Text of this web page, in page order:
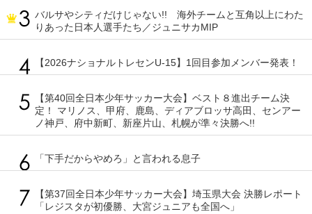
バルサやシティだけじゃない!! 海外チームと互角以上にわた
りあった日本人選手たち／ジュニサカMIP
【2026ナショナルトレセンU-15】1回目参加メンバー発表！
【第40回全日本少年サッカー大会】ベスト８進出チーム決
定！ マリノス、甲府、鹿島、ディアブロッサ高田、センアー
ノ神戸、府中新町、新座片山、札幌が準々決勝へ!!
「下手だからやめろ」と言われる息子
【第37回全日本少年サッカー大会】埼玉県大会 決勝レポート
「レジスタが初優勝、大宮ジュニアも全国へ」